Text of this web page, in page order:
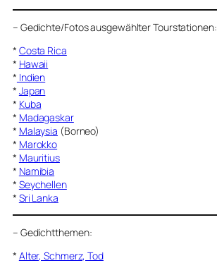
– Gedichte/Fotos ausgewählter Tourstationen:
* Costa Rica
* Hawaii
* Indien
* Japan
* Kuba
* Madagaskar
* Malaysia (Borneo)
* Marokko
* Mauritius
* Namibia
* Seychellen
* Sri Lanka
– Gedichtthemen:
* Alter, Schmerz, Tod